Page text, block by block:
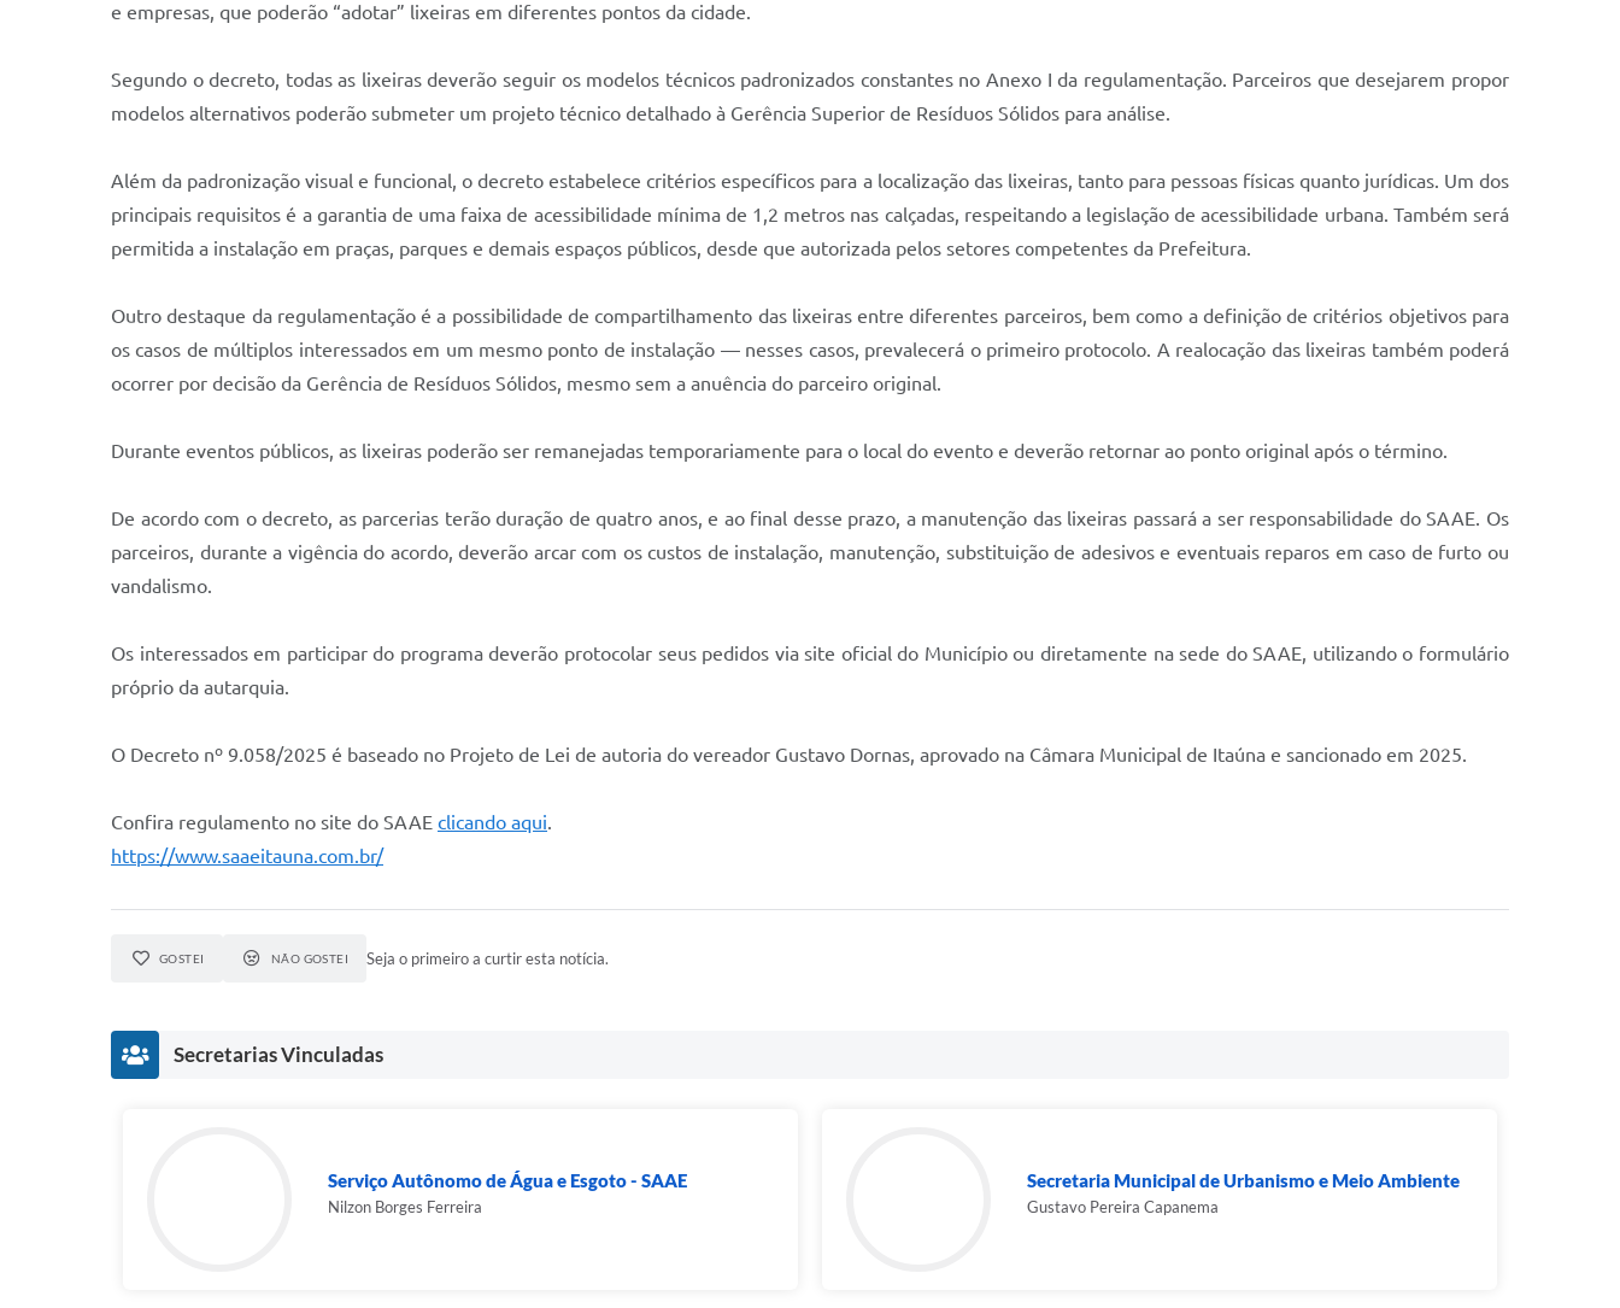
e empresas, que poderão “adotar” lixeiras em diferentes pontos da cidade.
Segundo o decreto, todas as lixeiras deverão seguir os modelos técnicos padronizados constantes no Anexo I da regulamentação. Parceiros que desejarem propor
modelos alternativos poderão submeter um projeto técnico detalhado à Gerência Superior de Resíduos Sólidos para análise.
Além da padronização visual e funcional, o decreto estabelece critérios específicos para a localização das lixeiras, tanto para pessoas físicas quanto jurídicas. Um dos
principais requisitos é a garantia de uma faixa de acessibilidade mínima de 1,2 metros nas calçadas, respeitando a legislação de acessibilidade urbana. Também será
permitida a instalação em praças, parques e demais espaços públicos, desde que autorizada pelos setores competentes da Prefeitura.
Outro destaque da regulamentação é a possibilidade de compartilhamento das lixeiras entre diferentes parceiros, bem como a definição de critérios objetivos para
os casos de múltiplos interessados em um mesmo ponto de instalação — nesses casos, prevalecerá o primeiro protocolo. A realocação das lixeiras também poderá
ocorrer por decisão da Gerência de Resíduos Sólidos, mesmo sem a anuência do parceiro original.
Durante eventos públicos, as lixeiras poderão ser remanejadas temporariamente para o local do evento e deverão retornar ao ponto original após o término.
De acordo com o decreto, as parcerias terão duração de quatro anos, e ao final desse prazo, a manutenção das lixeiras passará a ser responsabilidade do SAAE. Os
parceiros, durante a vigência do acordo, deverão arcar com os custos de instalação, manutenção, substituição de adesivos e eventuais reparos em caso de furto ou
vandalismo.
Os interessados em participar do programa deverão protocolar seus pedidos via site oficial do Município ou diretamente na sede do SAAE, utilizando o formulário
próprio da autarquia.
O Decreto nº 9.058/2025 é baseado no Projeto de Lei de autoria do vereador Gustavo Dornas, aprovado na Câmara Municipal de Itaúna e sancionado em 2025.
Confira regulamento no site do SAAE clicando aqui.
https://www.saaeitauna.com.br/
GOSTEI NÃO GOSTEI Seja o primeiro a curtir esta notícia.
Secretarias Vinculadas
Serviço Autônomo de Água e Esgoto - SAAE
Nilzon Borges Ferreira
Secretaria Municipal de Urbanismo e Meio Ambiente
Gustavo Pereira Capanema